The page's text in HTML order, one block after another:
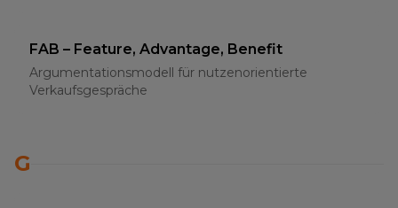
FAB – Feature, Advantage, Benefit
Argumentationsmodell für nutzenorientierte
Verkaufsgespräche
G